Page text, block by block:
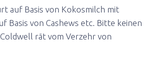
auf Basis von Kokosmilch mit
Basis von Cashews etc. Bitte keinen
rät vom Verzehr von